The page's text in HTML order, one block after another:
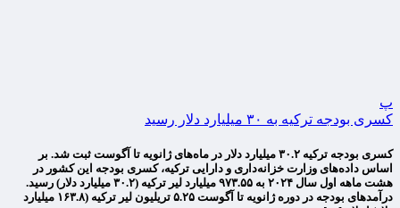
پ
کسری بودجه ترکیه به ۳۰ میلیارد دلار رسید
کسری بودجه ترکیه ۳۰.۲ میلیارد دلار در ماه‌های ژانویه تا آگوست ثبت شد. بر
اساس داده‌های وزارت خزانه‌داری و دارایی ترکیه، کسری بودجه این کشور در
هشت ماهه اول سال ۲۰۲۴ به ۹۷۳.۵۵ میلیارد لیر ترکیه (۳۰.۲ میلیارد دلار) رسید.
درآمدهای بودجه در دوره ژانویه تا آگوست ۵.۲۵ تریلیون لیر ترکیه (۱۶۳.۸ میلیارد